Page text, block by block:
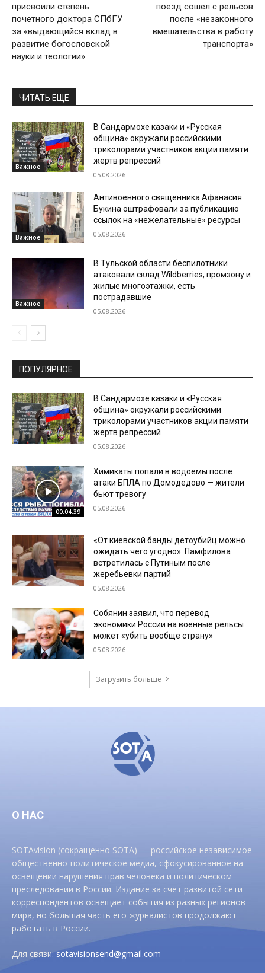
присвоили степень
почетного доктора СПбГУ
за «выдающийся вклад в
развитие богословской
науки и теологии»
поезд сошел с рельсов
после «незаконного
вмешательства в работу
транспорта»
ЧИТАТЬ ЕЩЕ
Важное
В Сандармохе казаки и «Русская
община» окружали российскими
триколорами участников акции памяти
жертв репрессий
05.08.2026
Важное
Антивоенного священника Афанасия
Букина оштрафовали за публикацию
ссылок на «нежелательные» ресурсы
05.08.2026
Важное
В Тульской области беспилотники
атаковали склад Wildberries, промзону и
жилые многоэтажки, есть
пострадавшие
05.08.2026
ПОПУЛЯРНОЕ
В Сандармохе казаки и «Русская
община» окружали российскими
триколорами участников акции памяти
жертв репрессий
05.08.2026
00:04:39
Химикаты попали в водоемы после
атаки БПЛА по Домодедово — жители
бьют тревогу
05.08.2026
«От киевской банды детоубийц можно
ожидать чего угодно». Памфилова
встретилась с Путиным после
жеребьевки партий
05.08.2026
Собянин заявил, что перевод
экономики России на военные рельсы
может «убить вообще страну»
05.08.2026
Загрузить больше
О НАС
SOTAvision (сокращенно SOTA) — российское независимое
общественно-политическое медиа, сфокусированное на
освещении нарушения прав человека и политическом
преследовании в России. Издание за счет развитой сети
корреспондентов освещает события из разных регионов
мира, но большая часть его журналистов продолжают
работать в России.
Для связи:sotavisionsend@gmail.com